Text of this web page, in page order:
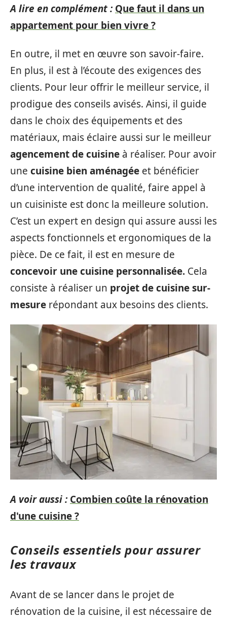
A lire en complément : Que faut il dans un
appartement pour bien vivre ?
En outre, il met en œuvre son savoir-faire.
En plus, il est à l’écoute des exigences des
clients. Pour leur offrir le meilleur service, il
prodigue des conseils avisés. Ainsi, il guide
dans le choix des équipements et des
matériaux, mais éclaire aussi sur le meilleur
agencement de cuisine à réaliser. Pour avoir
une cuisine bien aménagée et bénéficier
d’une intervention de qualité, faire appel à
un cuisiniste est donc la meilleure solution.
C’est un expert en design qui assure aussi les
aspects fonctionnels et ergonomiques de la
pièce. De ce fait, il est en mesure de
concevoir une cuisine personnalisée. Cela
consiste à réaliser un projet de cuisine sur-
mesure répondant aux besoins des clients.
A voir aussi : Combien coûte la rénovation
d'une cuisine ?
Conseils essentiels pour assurer
les travaux
Avant de se lancer dans le projet de
rénovation de la cuisine, il est nécessaire de